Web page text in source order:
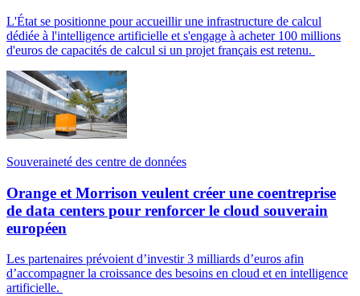
L'État se positionne pour accueillir une infrastructure de calcul
dédiée à l'intelligence artificielle et s'engage à acheter 100 millions
d'euros de capacités de calcul si un projet français est retenu.
Souveraineté des centre de données
Orange et Morrison veulent créer une coentreprise
de data centers pour renforcer le cloud souverain
européen
Les partenaires prévoient d’investir 3 milliards d’euros afin
d’accompagner la croissance des besoins en cloud et en intelligence
artificielle.